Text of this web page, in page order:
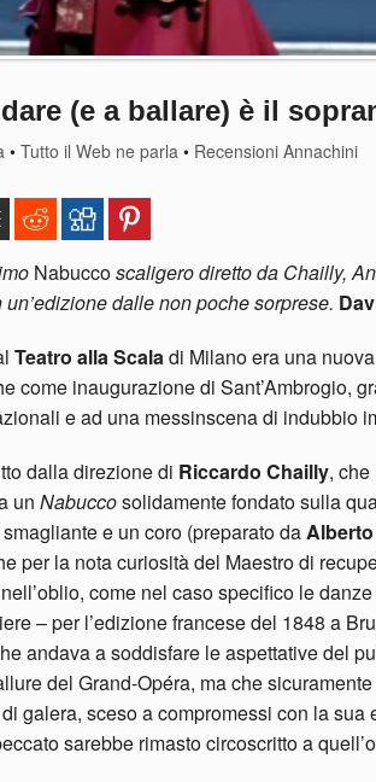
(e a ballare) è il
•Tutto il Web ne parla • Recensioni Annachini
Nabuccoscaligero diretto da Chailly,
dalle non poche sorprese.
Teatro allaScaladi Milano era una
come inaugurazione di Sant’Ambrogio,
e ad una messinscena di indubbio
dalla direzione di Riccardo Chailly,
un Nabuccosolidamente fondato sulla
e un coro (preparato da
per la nota curiosità del Maestro di
come nel caso specifico le
– per l’edizione francese del 1848 a
andava a soddisfare le aspettative del
del Grand-Opéra, ma che
galera, sceso a compromessi con la sua
sarebbe rimasto circoscritto a